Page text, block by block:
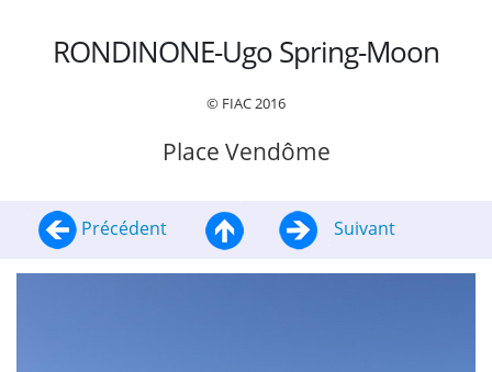
RONDINONE-Ugo Spring-Moon
© FIAC 2016
Place Vendôme
Précédent Suivant